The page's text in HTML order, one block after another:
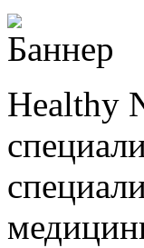
Healthy